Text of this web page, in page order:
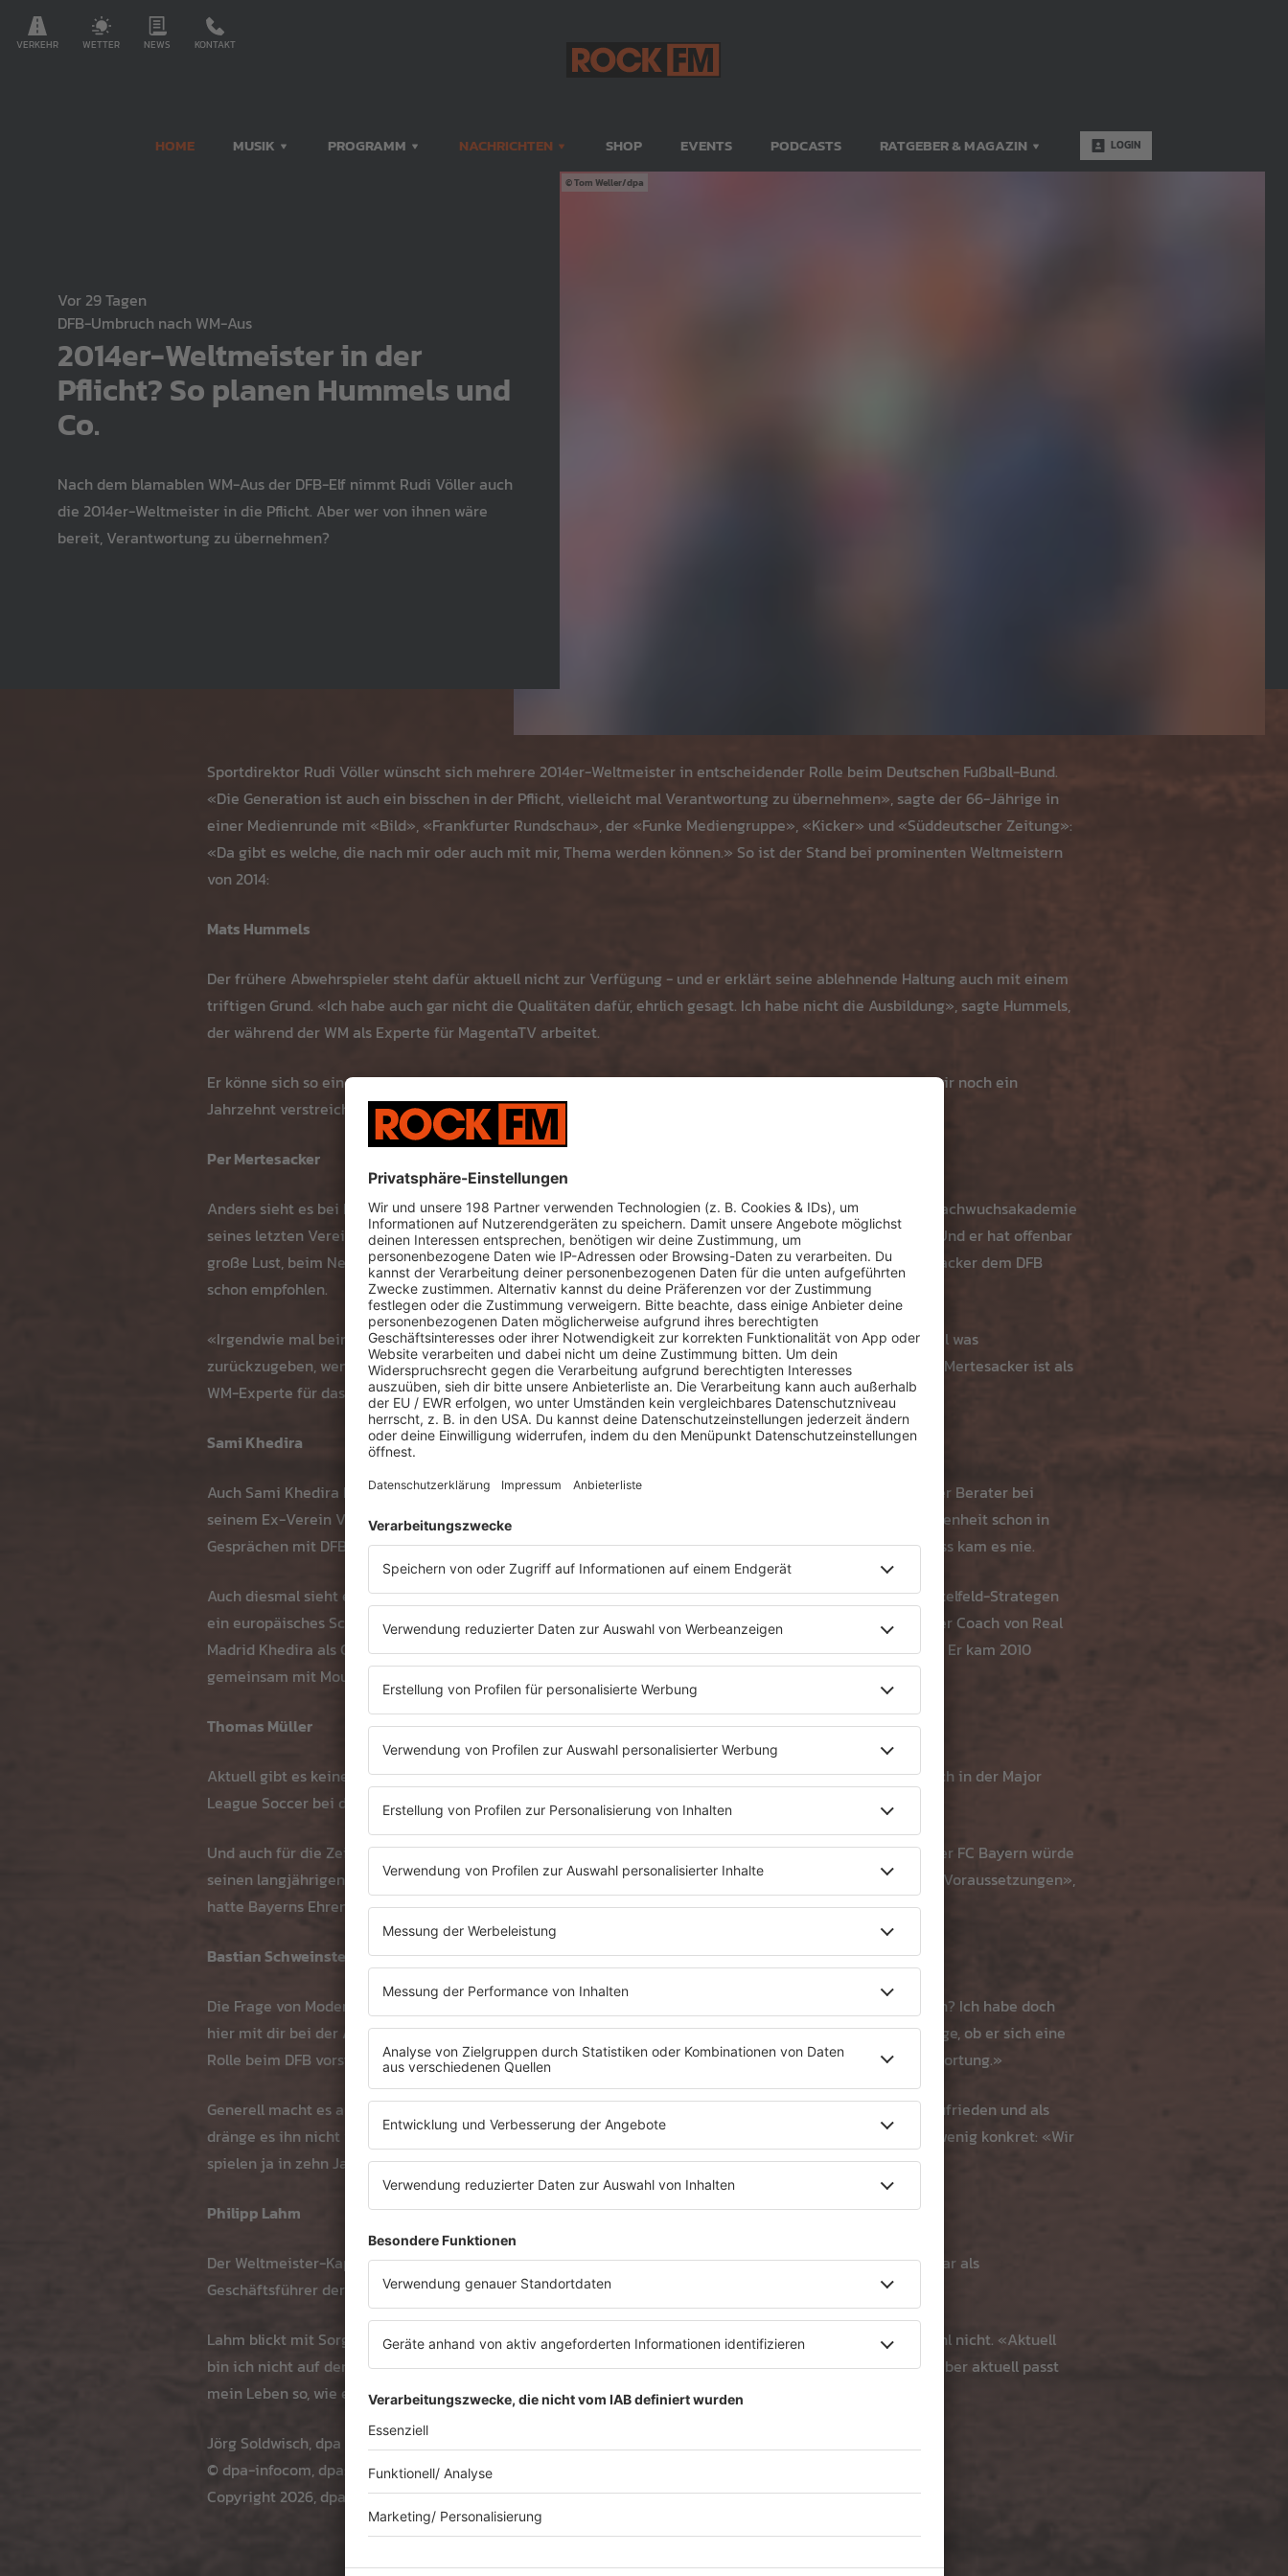
VERKEHR WETTER NEWS KONTAKT
HOME MUSIK PROGRAMM NACHRICHTEN SHOP EVENTS PODCASTS RATGEBER & MAGAZIN LOGIN
Tom Weller/dpa
vor 29 Tagen
DFB-Umbruch nach WM-Aus
2014er-Weltmeister in der
Pflicht? So planen Hummels und
Co.
Nach dem blamablen WM-Aus der DFB-Elf nimmt Rudi Völler auch
die 2014er-Weltmeister in die Pflicht. Aber wer von ihnen wäre
bereit, Verantwortung zu übernehmen?
Sportdirektor Rudi Völler wünscht sich mehrere 2014er-Weltmeister in entscheidender Rolle beim Deutschen Fußball-Bund.
«Die Generation ist auch ein bisschen in der Pflicht, vielleicht mal Verantwortung zu übernehmen», sagte der 66-Jährige in
einer Medienrunde mit «Bild», «Frankfurter Rundschau», der «Funke Mediengruppe», «Kicker» und «Süddeutscher Zeitung»:
«Da gibt es welche, die nach mir oder auch mit mir, Thema werden können.» So ist der Stand bei prominenten Weltmeistern
von 2014:
Mats Hummels
Der frühere Abwehrspieler steht dafür aktuell nicht zur Verfügung - und er erklärt seine ablehnende Haltung auch mit einem
triftigen Grund. «Ich habe auch gar nicht die Qualitäten dafür, ehrlich gesagt. Ich habe nicht die Ausbildung», sagte Hummels,
der während der WM als Experte für MagentaTV arbeitet.
Er könne sich so einen Posten nur dann vorstellen, wenn er sich dafür vorbereitet sieht. «Vielleicht, wenn wir noch ein
Jahrzehnt verstreichen lassen», sagte der 37-Jährige: «Aktuell wäre das auf jeden Fall nichts für mich.»
Per Mertesacker
Anders sieht es bei Per Mertesacker aus. Der frühere Innenverteidiger leitete bis zu diesem Sommer die Nachwuchsakademie
seines letzten Vereins FC Arsenal und hat damit große Erfahrung in der Talentausbildung und -förderung. Und er hat offenbar
große Lust, beim Neuaufbau anzupacken. Auch Bayern Münchens Ehrenpräsident Uli Hoeneß hatte Mertesacker dem DFB
schon empfohlen.
«Irgendwie mal beim DFB zu arbeiten, dem deutschen Fußball, dem ich auch so viel zu verdanken habe, mal was
zurückzugeben, wenn das gewünscht ist», sagte der 41-Jährige, «dafür stehe ich natürlich zur Verfügung». Mertesacker ist als
WM-Experte für das ZDF im Einsatz, genau wie Weltmeister-Kollege Christoph Kramer.
Sami Khedira
Auch Sami Khedira hat schon viele Erfahrungen als TV-Experte gesammelt, außerdem war er als sportlicher Berater bei
seinem Ex-Verein VfB Stuttgart tätig. Der 39-Jährige stand dem Vernehmen nach in der jüngeren Vergangenheit schon in
Gesprächen mit DFB-Verantwortlichen über ein Engagement auf Direktorenebene. Doch zu einem Abschluss kam es nie.
Auch diesmal sieht es eher nicht danach aus: Dem DFB könnte im möglichen Werben um den einstigen Mittelfeld-Strategen
ein europäisches Schwergewicht dazwischenfunken: Es gibt Spekulationen, wonach José Mourinho als neuer Coach von Real
Madrid Khedira als Co-Trainer holen will. Sollte das stimmen, wäre es sicher reizvoll für den Ex-Madrilenen. Er kam 2010
gemeinsam mit Mourinho zu Real und war unter dem Portugiesen in der Startelf gesetzt.
Thomas Müller
Aktuell gibt es keine Chance, den charismatischen Stürmer an den DFB zu binden. Der 36-Jährige steht noch in der Major
League Soccer bei den Vancouver Whitecaps als Spieler unter Vertrag.
Und auch für die Zeit nach dem Karriereende gäbe es einen großen Konkurrenten im Werben um Müller: Der FC Bayern würde
seinen langjährigen Profi gerne in die Clubarbeit einbinden. «Ich wünsche mir Thomas Müller, er hätte alle Voraussetzungen»,
hatte Bayerns Ehrenpräsident Uli Hoeneß vor etwa einem halben Jahr gesagt.
Bastian Schweinsteiger
Die Frage von Moderations-Partnerin Esther Sedlaczek schien Bastian Schweinsteiger zu überraschen. «Ich? Ich habe doch
hier mit dir bei der ARD den schönsten Job der Welt», antwortete der 41-Jährige zurückhaltend auf die Frage, ob er sich eine
Rolle beim DFB vorstellen könne. Dann ergänzte er: «Natürlich würde ich mich nie drücken vor der Verantwortung.»
Generell macht es auf Beobachter aber den Eindruck, als sei er mit seinem Teilzeit-Job als ARD-Experte zufrieden und als
dränge es ihn nicht wirklich in die Funktionärsarbeit. Über seine berufliche Zukunft sagte Schweinsteiger wenig konkret: «Wir
spielen ja in zehn Jahren auch noch Fußball, ich bin ja noch jung und knackig.»
Philipp Lahm
Der Weltmeister-Kapitän trug bereits Verantwortung im Verband: Bis 2024 saß er im DFB-Präsidium und war als
Geschäftsführer der DFB Euro GmbH mitverantwortlich für den Erfolg der Heim-EM vor zwei Jahren.
Lahm blickt mit Sorge auf die Entwicklung des deutschen Fußballs, aktiv anpacken wird er aber vorerst wohl nicht. «Aktuell
bin ich nicht auf der Suche nach irgendeiner Aufgabe. Man sollte nie was ausschließen, ist ja außer Frage, aber aktuell passt
mein Leben so, wie es ist», sagte der 42-Jährige.
Jörg Soldwisch, dpa
© dpa-infocom, dpa:260708-930-350487/2
Copyright 2026, dpa (
www.dpa.de). Alle Rechte vorbehalten